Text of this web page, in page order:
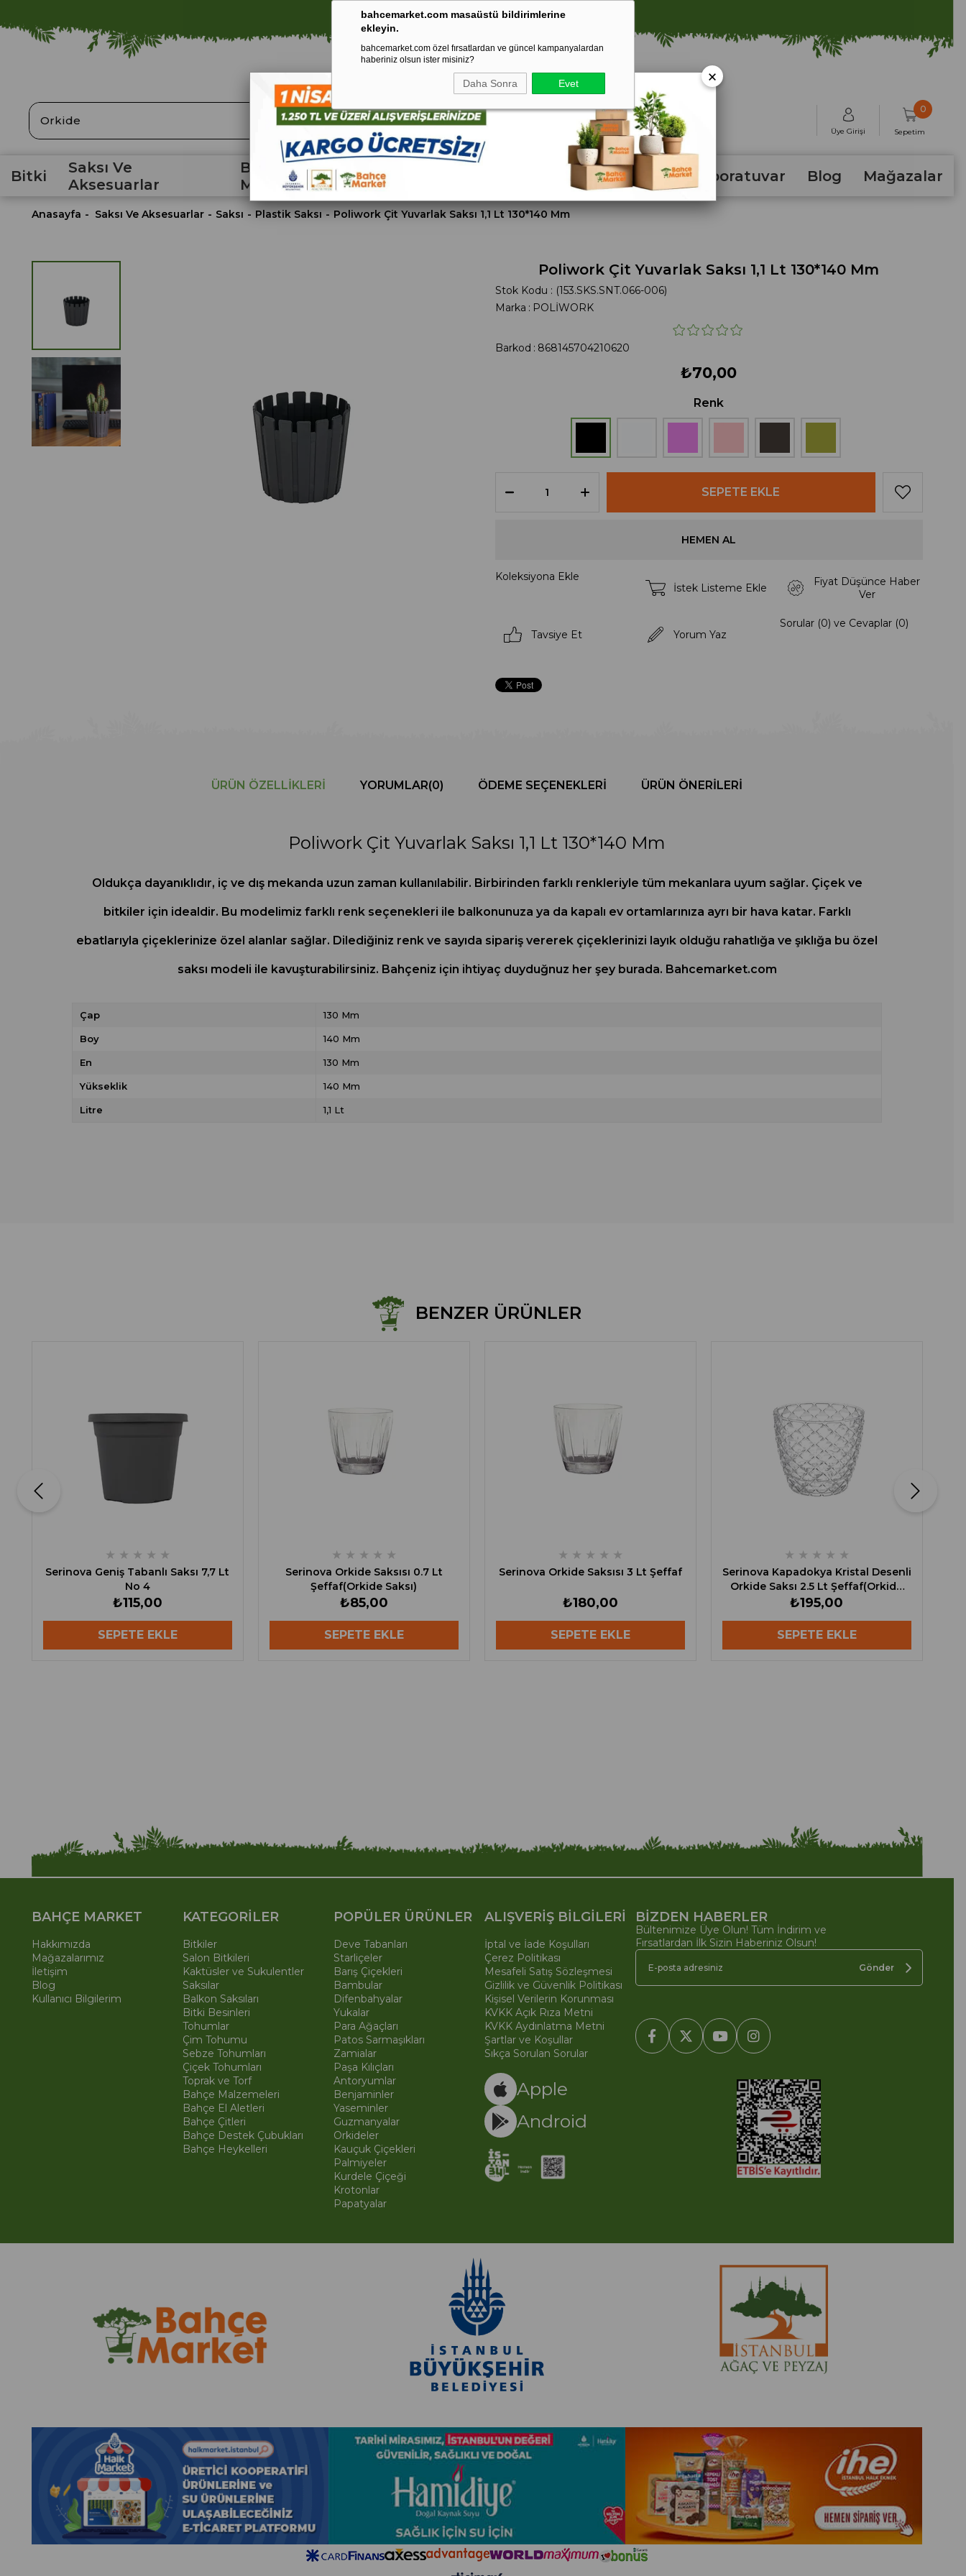
bahcemarket.com masaüstü bildirimlerine
ekleyin.
bahcemarket.com özel fırsatlardan ve güncel kampanyalardan
haberiniz olsun ister misiniz?
Daha Sonra Evet
⚠️ SATIŞLARIMIZ YALNIZCA İSTANBUL İLİ İLE SINIRLIDIR.
ARA
Üye Girişi Sepetim
0
Bitki
Saksı Ve
Aksesuarlar
Bahçe
Malzemeleri
Tohum Laboratuvar Blog Mağazalar
Anasayfa Saksı Ve Aksesuarlar Saksı Plastik Saksı Poliwork Çit Yuvarlak Saksı 1,1 Lt 130*140 Mm
Poliwork Çit Yuvarlak Saksı 1,1 Lt 130*140 Mm
Stok Kodu
(153.SKS.SNT.066-006)
Marka : POLİWORK
Barkod : 868145704210620
₺70,00
Renk
Koleksiyona Ekle
İstek Listeme Ekle
Fiyat Düşünce Haber
Ver
Tavsiye Et Yorum Yaz
Sorular (0) ve Cevaplar (0)
ÜRÜN ÖZELLIKLERI YORUMLAR(0) ÖDEME SEÇENEKLERI ÜRÜN ÖNERILERI
Poliwork Çit Yuvarlak Saksı 1,1 Lt 130*140 Mm
Oldukça dayanıklıdır, iç ve dış mekanda uzun zaman kullanılabilir. Birbirinden farklı renkleriyle tüm mekanlara uyum sağlar. Çiçek ve
bitkiler için idealdir. Bu modelimiz farklı renk seçenekleri ile balkonunuza ya da kapalı ev ortamlarınıza ayrı bir hava katar. Farklı
ebatlarıyla çiçeklerinize özel alanlar sağlar. Dilediğiniz renk ve sayıda sipariş vererek çiçeklerinizi layık olduğu rahatlığa ve şıklığa bu özel
saksı modeli ile kavuşturabilirsiniz. Bahçeniz için ihtiyaç duyduğnuz her şey burada. Bahcemarket.com
Çap 130 Mm
Boy 140 Mm
En 130 Mm
Yükseklik 140 Mm
Litre 1,1 Lt
BENZER ÜRÜNLER
★ ★ ★ ★ ★
Serinova Geniş Tabanlı Saksı 7,7 Lt
No 4
₺115,00
SEPETE EKLE
★ ★ ★ ★ ★
Serinova Orkide Saksısı 0.7 Lt
Şeffaf(Orkide Saksı)
₺85,00
SEPETE EKLE
★ ★ ★ ★ ★
Serinova Orkide Saksısı 3 Lt Şeffaf
₺180,00
SEPETE EKLE
★ ★ ★ ★ ★
Serinova Kapadokya Kristal Desenli
Orkide Saksı 2.5 Lt Şeffaf(Orkide
Saksı)
₺195,00
SEPETE EKLE
BAHÇE MARKET
Hakkımızda
Mağazalarımız
İletişim
Blog
Kullanıcı Bilgilerim
KATEGORİLER
Bitkiler
Salon Bitkileri
Kaktüsler ve Sukulentler
Saksılar
Balkon Saksıları
Bitki Besinleri
Tohumlar
Çim Tohumu
Sebze Tohumları
Çiçek Tohumları
Toprak ve Torf
Bahçe Malzemeleri
Bahçe El Aletleri
Bahçe Çitleri
Bahçe Destek Çubukları
Bahçe Heykelleri
POPÜLER ÜRÜNLER
Deve Tabanları
Starliçeler
Barış Çiçekleri
Bambular
Difenbahyalar
Yukalar
Para Ağaçları
Patos Sarmaşıkları
Zamialar
Paşa Kılıçları
Antoryumlar
Benjaminler
Yaseminler
Guzmanyalar
Orkideler
Kauçuk Çiçekleri
Palmiyeler
Kurdele Çiçeği
Krotonlar
Papatyalar
ALIŞVERİŞ BİLGİLERİ
İptal ve İade Koşulları
Çerez Politikası
Mesafeli Satış Sözleşmesi
Gizlilik ve Güvenlik Politikası
Kişisel Verilerin Korunması
KVKK Açık Rıza Metni
KVKK Aydınlatma Metni
Şartlar ve Koşullar
Sıkça Sorulan Sorular
Apple
Android
BİZDEN HABERLER
Bültenimize Üye Olun! Tüm İndirim ve
Fırsatlardan İlk Sizin Haberiniz Olsun!
Gönder
×